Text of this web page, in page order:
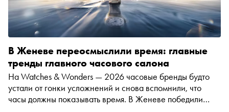
В Женеве переосмыслили время: главные
тренды главного часового салона
На Watches & Wonders — 2026 часовые бренды будто
устали от гонки усложнений и снова вспомнили, что
часы должны показывать время. В Женеве победили